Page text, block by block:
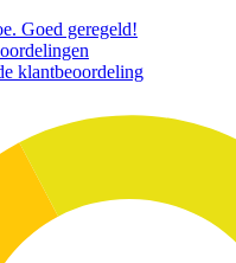
Goed geregeld!
klantbeoordeling